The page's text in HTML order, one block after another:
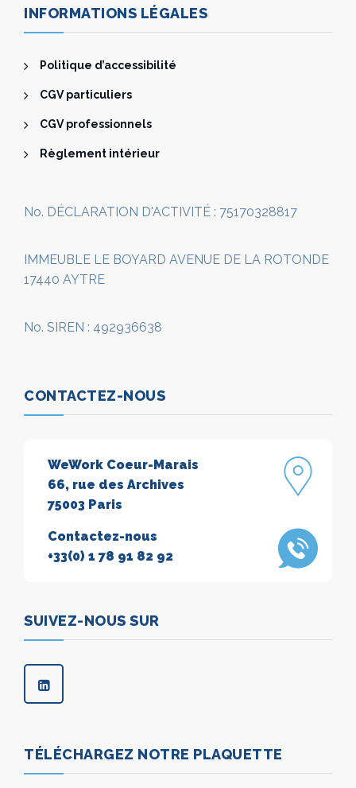
INFORMATIONS LÉGALES
Politique d’accessibilité
CGV particuliers
CGV professionnels
Règlement intérieur
No. DÉCLARATION D'ACTIVITÉ : 75170328817
IMMEUBLE LE BOYARD AVENUE DE LA ROTONDE
17440 AYTRE
No. SIREN : 492936638
CONTACTEZ-NOUS
WeWork Coeur-Marais
66, rue des Archives
75003 Paris
Contactez-nous
+33(0) 1 78 91 82 92
SUIVEZ-NOUS SUR
TÉLÉCHARGEZ NOTRE PLAQUETTE